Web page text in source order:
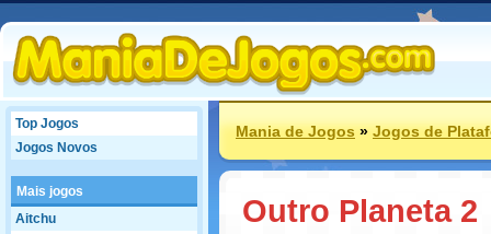
Top Jogos
Jogos Novos
Mais jogos
Aitchu
Mania de Jogos»Jogos de
Outro Planeta 2